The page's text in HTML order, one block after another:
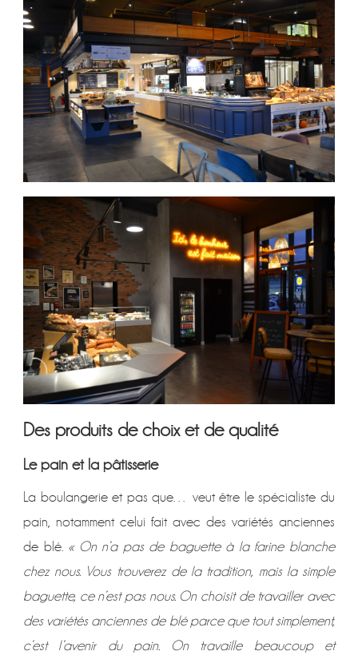
Des produits de choix et de qualité
Le pain et la pâtisserie
La boulangerie et pas que… veut être le spécialiste du
pain, notamment celui fait avec des variétés anciennes
de blé. « On n’a pas de baguette à la farine blanche
chez nous. Vous trouverez de la tradition, mais la simple
baguette, ce n’est pas nous. On choisit de travailler avec
des variétés anciennes de blé parce que tout simplement,
c’est l’avenir du pain. On travaille beaucoup et